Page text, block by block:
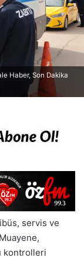
Haber, Son Dakika
servis ve
kontrolleri